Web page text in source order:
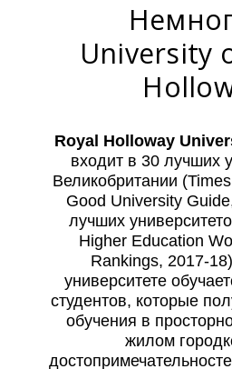
University
Royal Holloway
входит в 30 лучших
Великобритании
Good University
лучших
Higher Education
Rankings, 2017-
университете
студентов, которые
обучения в
жилом